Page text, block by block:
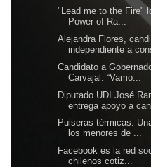
"Lead me to the Fire"
Power of Ra...
Alejandra Flores,
independiente a
Candidato a
Carvajal: “Vamo...
Diputado UDI José
entrega apoyo a
Pulseras térmicas:
los menores de ...
Facebook es la red
chilenos cotiz...